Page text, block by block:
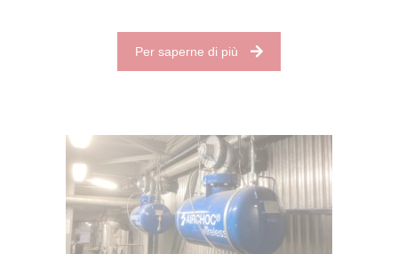
Per saperne di più